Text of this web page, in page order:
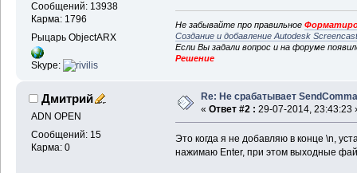
Сообщений: 13938
Карма: 1796
Рыцарь ObjectARX
Skype:
Не забывайте про правильное
Создание и добавление Autodesk
Если Вы задали вопрос и на форуме
Решение
Дмитрий
ADN OPEN
Сообщений: 15
Карма: 0
Re: Не срабатывает
« Ответ #2 : 29-07-2014, 23:43:23
Это когда я не добавляю в конце \n,
нажимаю Enter, при этом выходные